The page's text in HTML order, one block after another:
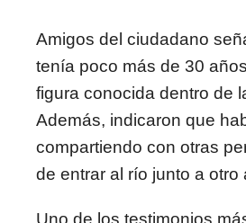
Amigos del ciudadano
tenía poco más de 30
figura conocida dentro de
Además, indicaron que
compartiendo con otras
de entrar al río junto a otro
Uno de los testimonios